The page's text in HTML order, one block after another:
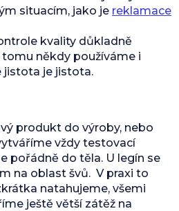
situacím, jako je reklamace
kvality důkladně
tomu někdy používáme i
jistota je jistota.
produkt do výroby, nebo
vždy testovací
pořádně do těla. U legín se
na oblast švů. V praxi to
natahujeme, všemi
ještě větší zátěž na